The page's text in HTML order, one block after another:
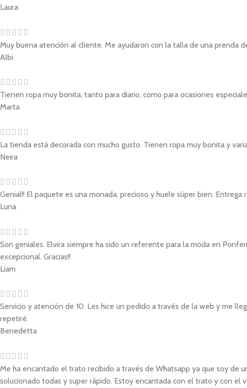
Laura
Muy buena atención al cliente. Me ayudaron con la talla de una prenda
Albi
Tienen ropa muy bonita, tanto para diario, como para ocasiones
Marta
La tienda está decorada con mucho gusto. Tienen ropa muy bonita y
Neira
Genial!! El paquete es una monada, precioso y huele súper bien.
Luna
Son geniales. Elvira siempre ha sido un referente para la moda en
excepcional. Gracias!!
Liam
Servicio y atención de 10. Les hice un pedido a través de la web y me
repetiré.
Benedetta
Me ha encantado el trato recibido a través de Whatsapp ya que soy de
solucionado todas y super rápido. Estoy encantada con el trato y con el